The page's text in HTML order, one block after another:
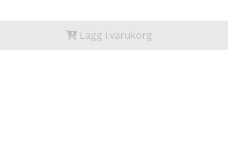
Lägg i varukorg